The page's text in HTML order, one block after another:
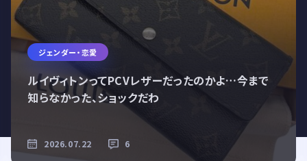
ジェンダー・恋愛
ルイヴィトンってPCVレザーだったのかよ…今まで
知らなかった、ショックだわ
2026.07.22 6